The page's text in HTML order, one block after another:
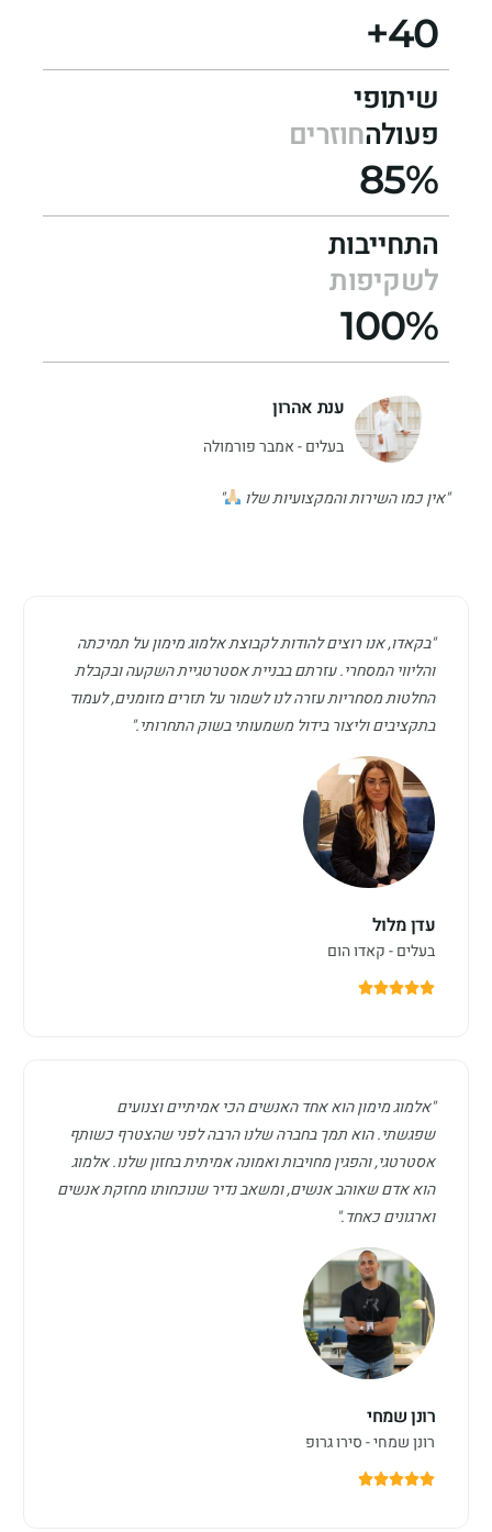
40+
שיתופי
פעולהחוזרים
85%
התחייבות
לשקיפות
100%
ענת אהרון
בעלים - אמבר פורמולה
"אין כמו השירות והמקצועיות שלו "
"בקאדו, אנו רוצים להודות לקבוצת אלמוג מימון על תמיכתה
והליווי המסחרי. עזרתם בבניית אסטרטגיית השקעה ובקבלת
החלטות מסחריות עזרה לנו לשמור על תזרים מזומנים, לעמוד
בתקציבים וליצור בידול משמעותי בשוק התחרותי."
עדן מלול
בעלים - קאדו הום
"אלמוג מימון הוא אחד האנשים הכי אמיתיים וצנועים
שפגשתי. הוא תמך בחברה שלנו הרבה לפני שהצטרף כשותף
אסטרטגי, והפגין מחויבות ואמונה אמיתית בחזון שלנו. אלמוג
הוא אדם שאוהב אנשים, ומשאב נדיר שנוכחותו מחזקת אנשים
וארגונים כאחד."
רונן שמחי
רונן שמחי - סירו גרופ